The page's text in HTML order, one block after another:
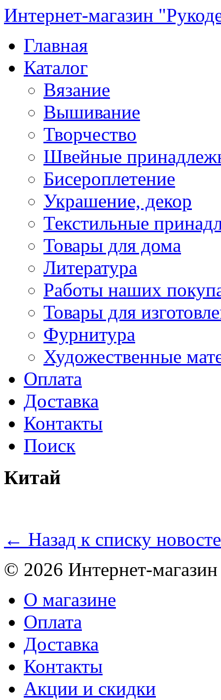
Интернет-магазин
Главная
Каталог
Вязание
Вышивание
Творчество
Швейные
Бисероплетение
Украшение, декор
Текстильные
Товары для дома
Литература
Работы наших
Товары для
Фурнитура
Художественные
Оплата
Доставка
Контакты
Поиск
Китай
← Назад к списку
© 2026 Интернет-
О магазине
Оплата
Доставка
Контакты
Акции и скидки